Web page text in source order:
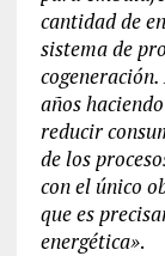
cantidad de
sistema de
años
reducir
de los
con el único
que es
energética».